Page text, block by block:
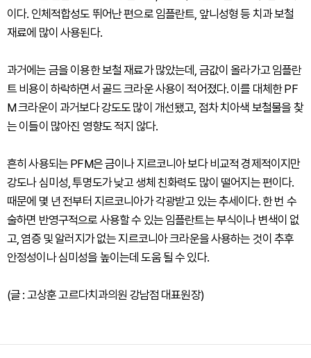
이다. 인체적합성도 뛰어난 편으로 임플란트, 앞니성형 등 치과 보철
재료에 많이 사용된다.
과거에는 금을 이용한 보철 재료가 많았는데, 금값이 올라가고 임플란
트 비용이 하락하면서 골드 크라운 사용이 적어졌다. 이를 대체한 PF
M 크라운이 과거보다 강도도 많이 개선됐고, 점차 치아색 보철물을 찾
는 이들이 많아진 영향도 적지 않다.
흔히 사용되는 PFM은 금이나 지르코니아 보다 비교적 경제적이지만
강도나 심미성, 투명도가 낮고 생체 친화력도 많이 떨어지는 편이다.
때문에 몇 년 전부터 지르코니아가 각광받고 있는 추세이다. 한 번 수
술하면 반영구적으로 사용할 수 있는 임플란트는 부식이나 변색이 없
고, 염증 및 알러지가 없는 지르코니아 크라운을 사용하는 것이 추후
안정성이나 심미성을 높이는데 도움 될 수 있다.
(글 : 고상훈 고르다치과의원 강남점 대표원장)